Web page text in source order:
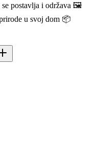
se postavlja i održava 🖼️
u svoj dom 📦